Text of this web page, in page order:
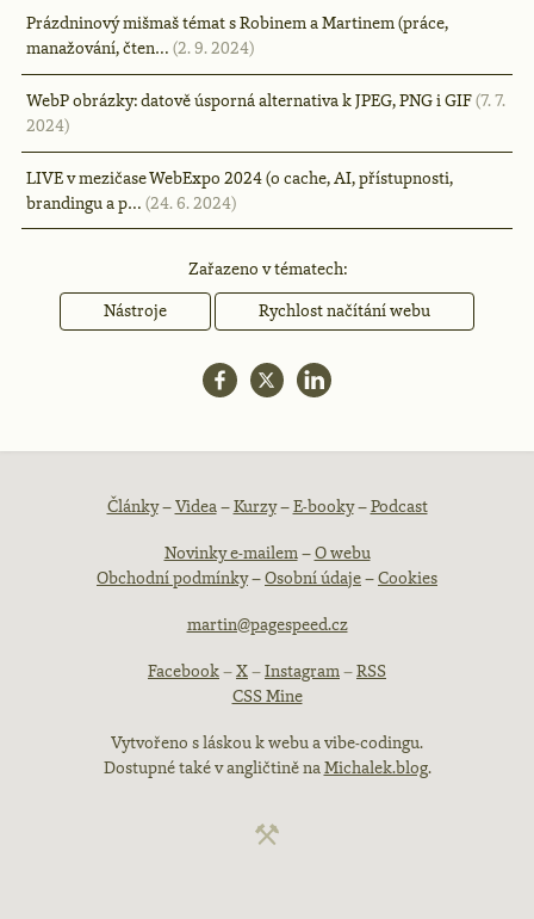
Prázdninový mišmaš témat s Robinem a Martinem (práce,
manažování, čten… (2. 9. 2024)
WebP obrázky: datově úsporná alternativa k JPEG, PNG i GIF(7. 7.
2024)
LIVE v mezičase WebExpo 2024 (o cache, AI, přístupnosti,
brandingu a p… (24. 6. 2024)
Zařazeno v tématech:
Nástroje
Rychlost načítání webu
Patička
webu
Články–Videa–Kurzy–E-booky–Podcast
Novinky e-mailem–O webu
Obchodní podmínky–Osobní údaje–Cookies
martin@pagespeed.cz
Facebook–X–Instagram–RSS
CSS Mine
Vytvořeno s láskou k webu a vibe-codingu.
Dostupné také v angličtině naMichalek.blog.